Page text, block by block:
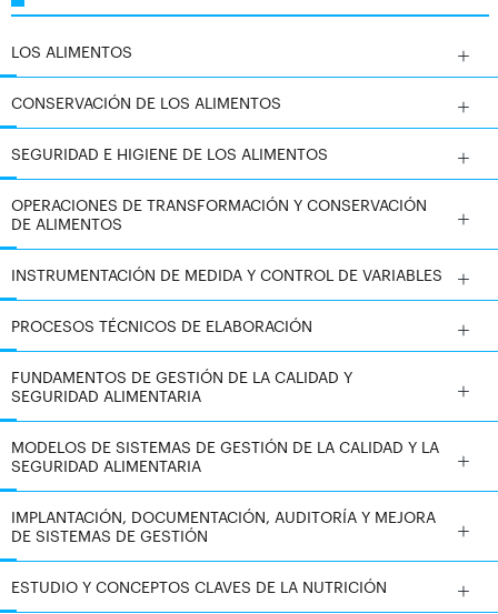
LOS ALIMENTOS
CONSERVACIÓN DE LOS ALIMENTOS
SEGURIDAD E HIGIENE DE LOS ALIMENTOS
OPERACIONES DE TRANSFORMACIÓN Y CONSERVACIÓN
DE ALIMENTOS
INSTRUMENTACIÓN DE MEDIDA Y CONTROL DE VARIABLES
PROCESOS TÉCNICOS DE ELABORACIÓN
FUNDAMENTOS DE GESTIÓN DE LA CALIDAD Y
SEGURIDAD ALIMENTARIA
MODELOS DE SISTEMAS DE GESTIÓN DE LA CALIDAD Y LA
SEGURIDAD ALIMENTARIA
IMPLANTACIÓN, DOCUMENTACIÓN, AUDITORÍA Y MEJORA
DE SISTEMAS DE GESTIÓN
ESTUDIO Y CONCEPTOS CLAVES DE LA NUTRICIÓN